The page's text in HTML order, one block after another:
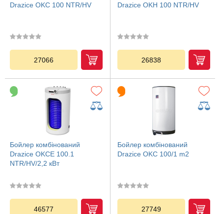
Drazice OKC 100 NTR/HV
27066
Drazice OKH 100 NTR/HV
26838
Бойлер комбінований
Drazice OKCE 100.1
NTR/HV/2,2 кВт
46577
Бойлер комбінований
Drazice OKC 100/1 m2
27749